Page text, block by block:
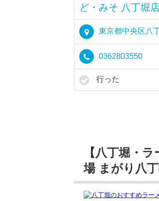
ど・みそ 八丁堀
東京都中央区八
0362803550
行った
【八丁堀・
場 まがり八丁